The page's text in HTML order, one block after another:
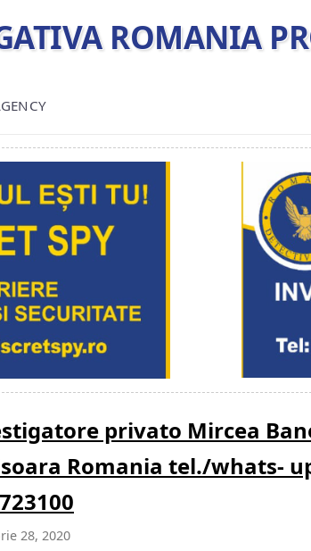
ROMANIA
privato Mircea
Romania tel./whats-
28, 2020